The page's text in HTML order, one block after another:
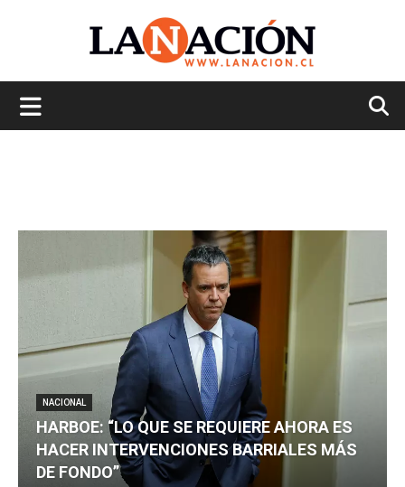
NACIONAL
HARBOE: “LO QUE SE REQUIERE AHORA ES
HACER INTERVENCIONES BARRIALES MÁS
DE FONDO”